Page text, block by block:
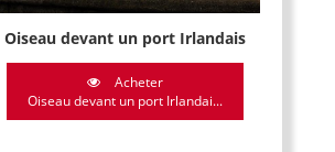
Oiseau devant un port Irlandais
Acheter
Oiseau devant un port Irlandai...